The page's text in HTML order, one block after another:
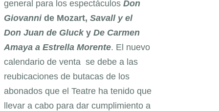
general para los espectáculos Don
Giovannide Mozart, Savall y el
Don Juan de Glucky De Carmen
Amaya a Estrella Morente. El nuevo
calendario de venta se debe a las
reubicaciones de butacas de los
abonados que el Teatre ha tenido que
llevar a cabo para dar cumplimiento a